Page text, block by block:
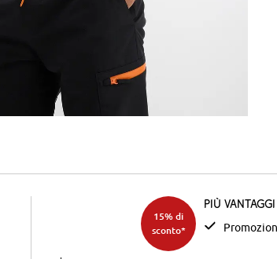
15% di
sconto*
Più